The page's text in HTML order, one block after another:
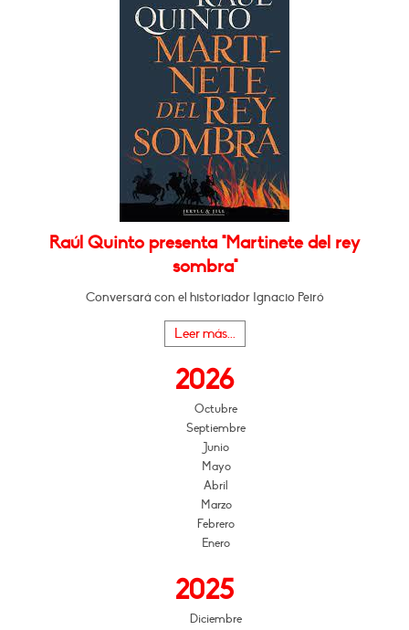
Raúl Quinto presenta "Martinete del rey
sombra"
Conversará con el historiador Ignacio Peiró
Leer más...
2026
Octubre
Septiembre
Junio
Mayo
Abril
Marzo
Febrero
Enero
2025
Diciembre